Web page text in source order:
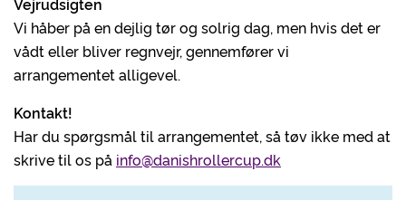
Vi håber på en dejlig tør og solrig dag, men hvis det er
vådt eller bliver regnvejr, gennemfører vi
arrangementet alligevel.
Kontakt!
Har du spørgsmål til arrangementet, så tøv ikke med at
skrive til os på info@danishrollercup.dk